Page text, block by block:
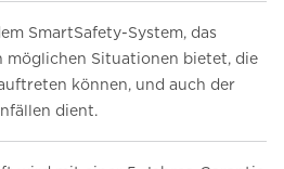
SmartSafety-System, das
möglichen Situationen bietet, die
können, und auch der
dient.